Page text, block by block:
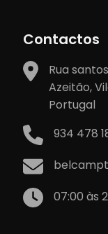
Contactos
Rua
Azeitão,
Portugal
934 478
07:00 às